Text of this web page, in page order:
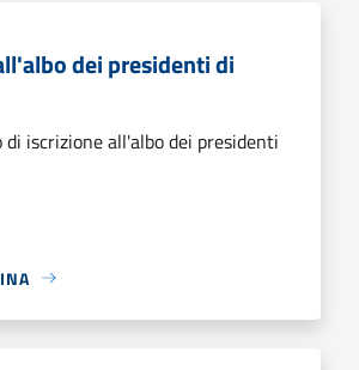
dei presidenti di
di iscrizione all'albo dei presidenti